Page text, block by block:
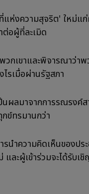
แห่งความสุจริต' ใหม่แ
อผู้ที่ละเมิด
กเขาและพิจารณาว่าพ
รเมื่อผ่านรัฐสภา
นผลมาจากการรณรงค์
ข์ทรมานกว่า
ำความคิดเห็นของประ
ละผู้เข้าร่วมจะได้รับเ